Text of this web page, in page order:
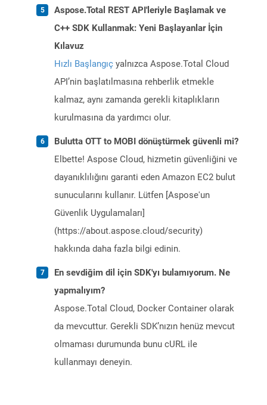
Aspose.Total REST API'leriyle Başlamak ve
C++ SDK Kullanmak: Yeni Başlayanlar İçin
Kılavuz
Hızlı Başlangıç yalnızca Aspose.Total Cloud
API’nin başlatılmasına rehberlik etmekle
kalmaz, aynı zamanda gerekli kitaplıkların
kurulmasına da yardımcı olur.
Bulutta OTT to MOBI dönüştürmek güvenli mi?
Elbette! Aspose Cloud, hizmetin güvenliğini ve
dayanıklılığını garanti eden Amazon EC2 bulut
sunucularını kullanır. Lütfen [Aspose'un
Güvenlik Uygulamaları]
(https://about.aspose.cloud/security)
hakkında daha fazla bilgi edinin.
En sevdiğim dil için SDK'yı bulamıyorum. Ne
yapmalıyım?
Aspose.Total Cloud, Docker Container olarak
da mevcuttur. Gerekli SDK’nızın henüz mevcut
olmaması durumunda bunu cURL ile
kullanmayı deneyin.